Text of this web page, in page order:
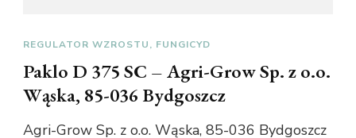
REGULATOR WZROSTU, FUNGICYD
Paklo D 375 SC – Agri-Grow Sp. z o.o.
Wąska, 85-036 Bydgoszcz
Agri-Grow Sp. z o.o. Wąska, 85-036 Bydgoszcz